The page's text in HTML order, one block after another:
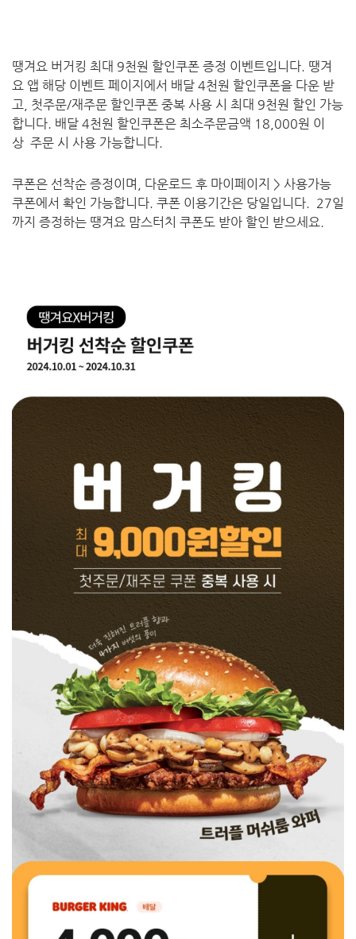
땡겨요 버거킹 최대 9천원 할인쿠폰 증정 이벤트입니다. 땡겨
요 앱 해당 이벤트 페이지에서 배달 4천원 할인쿠폰을 다운 받
고, 첫주문/재주문 할인쿠폰 중복 사용 시 최대 9천원 할인 가능
합니다. 배달 4천원 할인쿠폰은 최소주문금액 18,000원 이
상 주문 시 사용 가능합니다.
쿠폰은 선착순 증정이며, 다운로드 후 마이페이지 > 사용가능
쿠폰에서 확인 가능합니다. 쿠폰 이용기간은 당일입니다. 27일
까지 증정하는 땡겨요 맘스터치 쿠폰도 받아 할인 받으세요.